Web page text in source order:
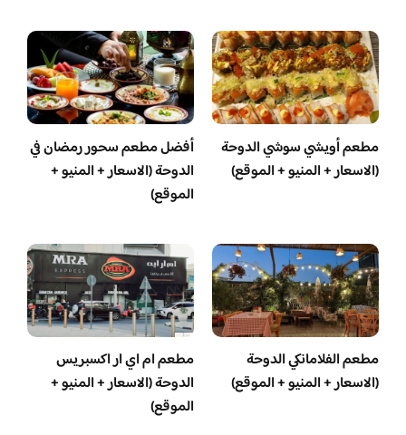
مطعم أويشي سوشي الدوحة
(الاسعار + المنيو + الموقع)
أفضل مطعم سحور رمضان في
الدوحة (الاسعار + المنيو +
الموقع)
مطعم الفلامانكي الدوحة
(الاسعار + المنيو + الموقع)
مطعم ام اي ار اكسبريس
الدوحة (الاسعار + المنيو +
الموقع)